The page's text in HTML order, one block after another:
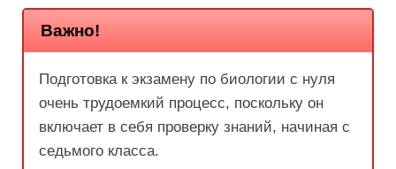
Важно!
Подготовка к экзамену по биологии с нуля
очень трудоемкий процесс, поскольку он
включает в себя проверку знаний, начиная с
седьмого класса.